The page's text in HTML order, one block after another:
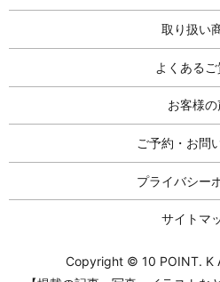
取り扱い
よくあるご
お客様の
ご予約・お問
プライバシー
サイトマ
Copyright © 10 POINT. K